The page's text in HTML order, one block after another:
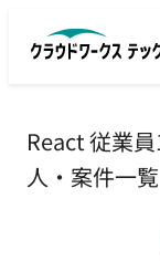
React 従業
人・案件一覧